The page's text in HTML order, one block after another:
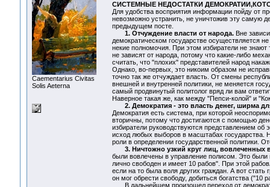
Сaementarius Civitas
Solis Aeterna
СИСТЕМНЫЕ НЕДОСТАТКИ
Для удобства восприятия информации пойду от
невозможно устранить, не уничтожив эту самую
предыдущем посте.
1. Отчуждение власти от народа.Вне
демократическом государстве осуществляется
некие полномочия. При этом избиратели не
не зависят от народа, потому что какие-либо
считать, что "плохих" представителей народ
Однако, во-первых, это никоим образом не
точно так же отчуждает власть. От смены
внешней и внутренней политики, не меняется
самый продвинутый политолог вряд ли вам
Наверное такая же, как между "Пепси-колой" и
2. Демократия - это власть денег, ширма
Демократия есть система, при которой
вторичны, потому что достигаются с помощью
избиратели руководствуются представлением об
исход любых выборов в масштабах государства.
роли в определении государственной политики.
3. Ничтожно узкий круг лиц, вовлеченных
были вовлечены в управление полисом. Это были
лично свободен и имеет 10 рабов". При этой
если на то была воля других граждан. А вот
он мог обрести свободу, добиться богатства
В дальнейшем произошел переход от